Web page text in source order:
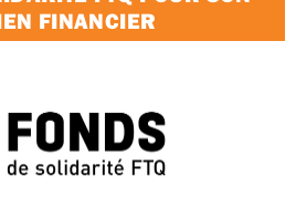
FINANCIER